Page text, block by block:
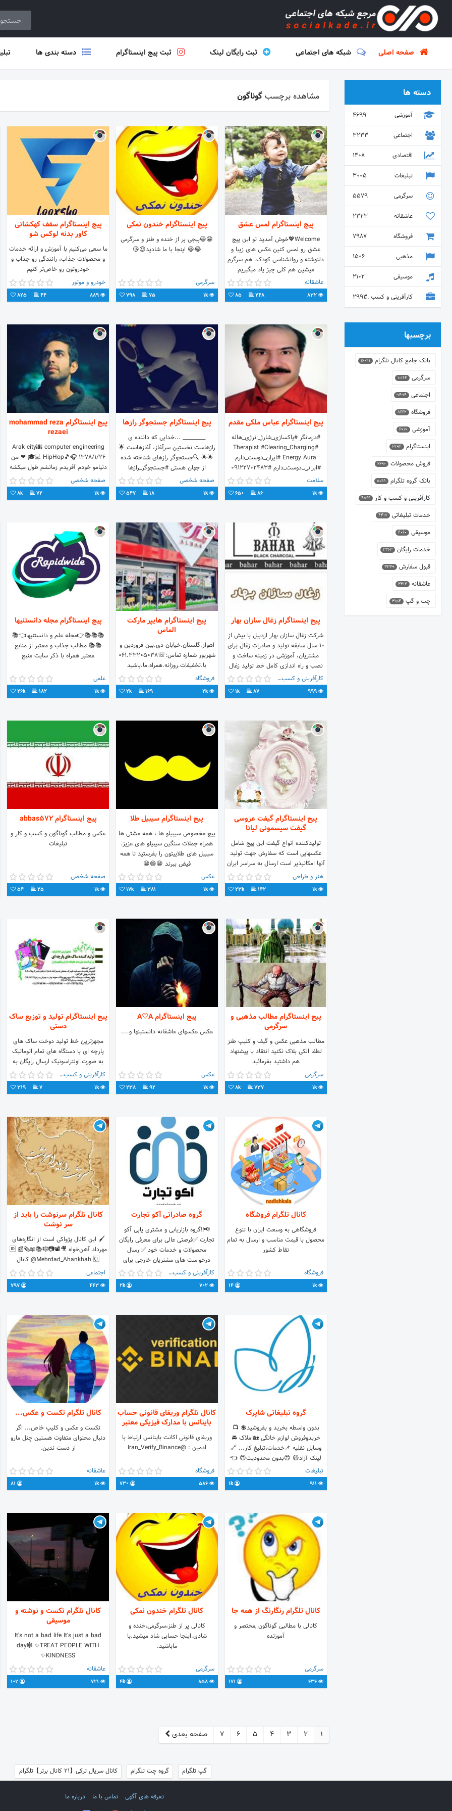
صفحه اصلی شبکه های اجتماعی ثبت رایگان لینک ثبت پیج اینستاگرام دسته بندی ها
مشاهده برچسب گوناگون
پیج اینستاگرام لمس عشق
Welcome💖خوش آمدید تو این پیچ
عشق رو لمس کنین عکس های زیبا و
دلنوشته و روانشناسی کودک. هم سرگرم
میشین هم کلی چیز یاد میگیریم
عاشقانه
832
248
85
پیج اینستاگرام خندون نمکی
😁😀پیجی پر از خنده و طنز و سرگرمی
😂😆 اینجا با ما شادید😍😘
سرگرمی
1k
75
798
پیج اینستاگرام سقف کهکشانی
کاور بدنه لوکس شو
ما سعی می‌کنیم با آموزش و ارائه خدمات
و محصولات جذاب، رانندگی‌ رو جذاب و
خودرو‌تون رو خاص‌تر کنیم
9020125525-02188679584
#سقف_کهکشانی اطلاعات بیشتر در
خودرو و موتور
889
44
825
پیج اینستاگرام عباس ملکی مقدم
#درمانگر #پاکسازی_شارژ_انرژی_هاله
#Therapist #Clearing_Charging
Energy Aura #ایران_دوست_دارم
#ایرانی_دوست_دارم #09122702483
سلامت
1k
86
650
پیج اینستاگرام جستجوگر رازها
_________ ...خدایی که داننده ی
رازهاست نخستین سرآغاز، آغازهاست 🌟
🌟🌟 🔍جستجوگر رازهای شناخته شده
از جهان هستی #جستجوگر_رازها
#researcher_penetralia
صفحه شخصی
1k
18
547
پیج اینستاگرام mohammad reza
rezaei
Arak city🌆 computer engineering
🎓💻 HipHop🎵🎧 1378/1/26 ❤ من
دنیامو خودم آفریدم زمانشم طول میکشه
تا آخرین درد من یعنی اولین تولد تا
آخرین مرگ
صفحه شخصی
1k
72
8k
پیج اینستاگرام زغال سازان بهار
شرکت زغال سازان بهار اردبیل با بیش از
10 سال سابقه تولید و صادرات زغال برای
مشتریان، آموزشی در زمینه ساخت و
نصب و راه اندازی کامل خط تولید زغال
چینی از 0 تا 100 را مهیا کرده است که با
گذراندن این دوره آموزشی قادر خواهید
بود کارگاه های تولید زغال را راه اندازی
کارآفرینی و کسب و کار
999
87
1k
پیج اینستاگرام هایپر مارکت
الماس
اهواز.گلستان.خیابان دی.بین فروردین و
شهریور شماره تماس:☏۰۶۱.۳۳۲۰۵۰۳۸
با.تخفیفات.روزانه.همراه.ما.باشید
فروشگاه
2k
169
2k
پیج اینستاگرام مجله دانستنیها
📚📚📚👉مجله علم و دانستنیها👈📚
📚📚 مطالب جذاب و معتبر از منابع
معتبر همراه با ذکر سایت منبع
علمی
1k
182
26k
پیج اینستاگرام گیفت عروسی
گیفت سیسمونی لیانا
تولیدکننده انواع گیفت این پیج شامل
عکسهایی است که سفارش جهت تولید
آنها امکانپذیر است ارسال به سراسر ایران
پیج اول:liana_giftgallery
تماس:۰۹۱۲۵۰۹۸۵۶۴
هنر و طراحی
1k
142
23k
پیج اینستاگرام سیبیل طلا
پیج مخصوص سیبیلو ها ، همه مشتی ها
همراه جملات سنگین سیبیلو های عزیز.
سیبیل های طلاییتون را بفرستید تا همه
فیض ببرند 😁😁😁
عکس
1k
381
17k
پیج اینستاگرام abbas572
عکس و مطالب گوناگون و کسب و کار و
تبلیغات
صفحه شخصی
1k
25
54
پیج اینستاگرام مطالب مذهبی و
سرگرمی
مطالب مذهبی عکس و گیف و کلیپ طنز
لطفا الکی بلاک نکنید انتقاد یا پیشنهاد
هم داشتید بفرمائید
سرگرمی
1k
737
8k
پیج اینستاگرام A♡A
عکس عکسهای عاشقانه دانستینها و....
عکس
1k
92
238
پیج اینستاگرام تولید و توزیع ساک
دستی
مجهزترین خط تولید دوخت ساک های
پارچه ای با دستگاه های تمام اتوماتیک
به صورت اولتراسونیک ارسال رایگان به
سراسر کشور 09393774770 -
09113774770
کارآفرینی و کسب و کار
1k
7
319
کانال تلگرام فروشگاه
فروشگاهی به وسعت ایران با تنوع
محصول با قیمت مناسب و ارسال به تمام
نقاط کشور
فروشگاه
1k
14
گروه صادراتی آکو تجارت
📢‼️گروه بازاریابی و مشتری یابی آکو
تجارت ✅فرصتی عالی برای معرفی رایگان
محصولات و خدمات خود ✅ارسال
درخواست های مشتریان خارجی برای
تامین کنندگان داخل گروه📌 ✅معرفی
محصولات و خدمات شما به تاجران و
بازرگانان بازار هدف ✅تولید محتوا برای
کارآفرینی و کسب و کار
702
2k
کانال تلگرام سرنوشت را باید از
سر نوشت
🖌 این کانال پژواکی است از انگاره‌های
مهرداد آهن‌خواه 🎥📽📷🎼📚📖🗞📰 🆔
@Mehrdad_Ahankhah ‎🆑 کانال
سرنوشت را باید از سر نوشت 📝
نگرشتان را به @Ahankhah بفرستید.
🟡 نشانی های من در شبکه های
اجتماعی
443
797
گروه تبلیغاتی شاپرک
بدون واسطه بخرید و بفروشید💲 📺
خریدوفروش لوازم خانگی 🏡املاک 🚘
وسایل نقلیه 📌خدمات،تبلیغ کار... 🔗
لینک آزاد😃 😍بدون محدودیت😍 👈
قبل از پرداخت وجه دقت لازم راداشته
باشید گروه ضمانتی نسبت به معاملات
ندارد لینک گروه👇
تبلیغات
1k
کانال تلگرام وریفای قانونی حساب
باینانس با مدارک فیزیکی معتبر
وریفای قانونی اکانت باینانس ارتباط با
ادمین : @Iran_Verify_Binance
فروشگاه
586
730
کانال تلگرام تکست و عکس...
تکست و عکس و کلیپ خاص... اگر
دنبال محتوای متفاوت هستین چنل مارو
از دست ندین.
عاشقانه
1k
81
کانال تلگرام رنگارنگ از همه جا
کانالی با مطالبی گوناگون ,مختصر و
آموزنده
سرگرمی
636
کانال تلگرام خندون نمکی
کانالی پر از طنز،سرگرمی،خنده و
شادی.اینجا حسابی شاد میشید.با
ماباشید.
سرگرمی
858
4k
کانال تلگرام تکست و نوشته و
موسیقی
It's not a bad life It's just a bad
day🕸 ✨TREAT PEOPLE WITH
KINDNESS✨
عاشقانه
721
102
1
2
3
4
5
6
7 صفحه بعدی
دسته ها
آموزشی
4699
اجتماعی
3233
اقتصادی
1408
تبلیغات
3005
سرگرمی
5579
عاشقانه
2323
فروشگاه
7987
مذهبی
1506
موسیقی
2102
کارآفرینی و کسب و کار 2993
برچسبها
بانک جامع کانال تلگرام 16041
سرگرمی 10164
اجتماعی 9494
فروشگاه 8662
آموزشی 6919
اینستاگرام 6794
فروش محصولات 6690
بانک گروه تلگرام 5068
کارآفرینی و کسب و کار 4866
خدمات تبلیغاتی 4417
موسیقی 4060
خدمات رایگان 3363
قبول سفارش 3339
عاشقانه 3312
چت و گپ 3154
گپ تلگرام گروه چت تلگرام کانال سریال ترکی【21 کانال برتر】تلگرام
تعرفه های آگهی تماس با ما درباره ما